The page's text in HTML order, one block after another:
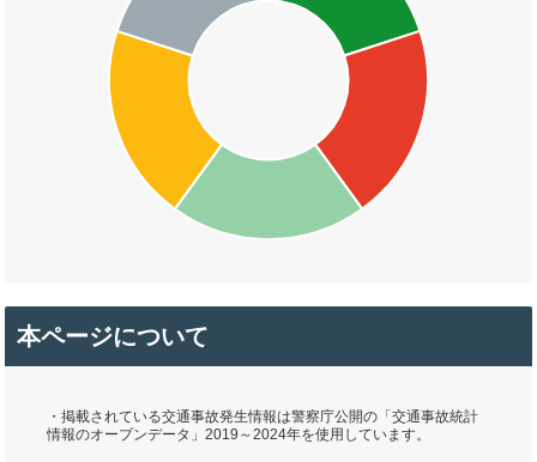
本ページについて
・掲載されている交通事故発生情報は警察庁公開の「交通事故統計
情報のオープンデータ」2019～2024年を使用しています。